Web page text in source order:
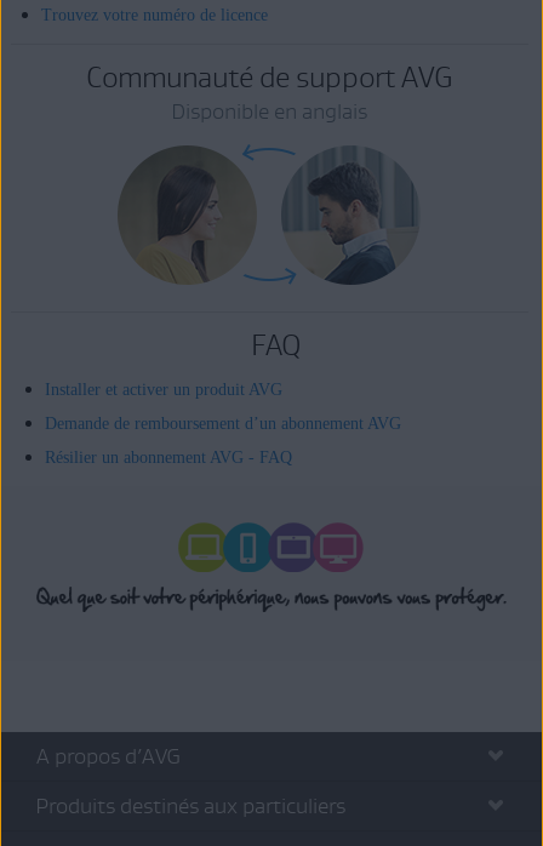
Trouvez votre numéro de licence
Communauté de support AVG
Disponible en anglais
FAQ
Installer et activer un produit AVG
Demande de remboursement d’un abonnement AVG
Résilier un abonnement AVG - FAQ
A propos d’AVG
Produits destinés aux particuliers